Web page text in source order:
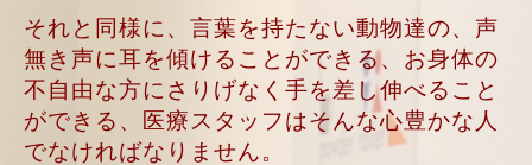
それと同様に、言葉を持たない動物達の、声
無き声に耳を傾けることができる、お身体の
不自由な方にさりげなく手を差し伸べること
ができる、医療スタッフはそんな心豊かな人
でなければなりません。